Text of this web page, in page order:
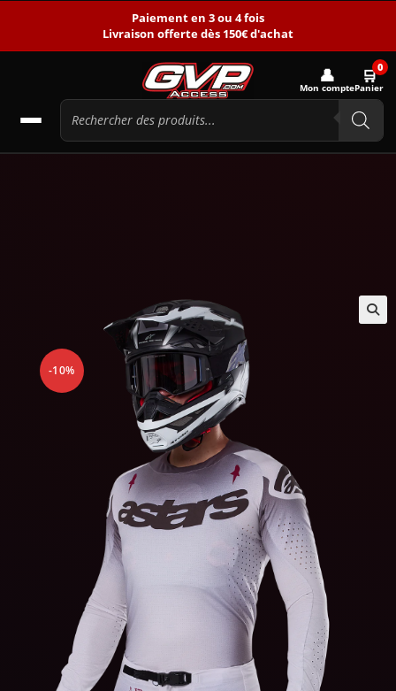
Paiement en 3 ou 4 fois
Livraison offerte dès 150€ d'achat
👤
Mon compte
🛒0
Panier
-10%